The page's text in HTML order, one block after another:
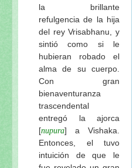
la brillante
refulgencia de la hija
del rey Vrisabhanu, y
sintió como si le
hubieran robado el
alma de su cuerpo.
Con gran
bienaventuranza
trascendental
entregó la ajorca
[nupura] a Vishaka.
Entonces, el tuvo
intuición de que le